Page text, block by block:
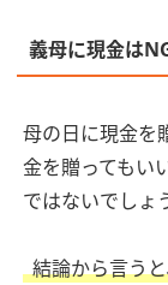
義母に現金は
母の日に現金を
金を贈ってもい
ではないでしょ
結論から言う